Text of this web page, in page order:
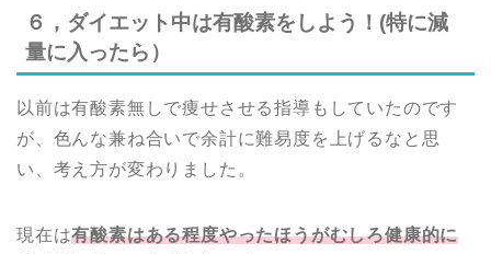
６，ダイエット中は有酸素をしよう！(特に減
量に入ったら）
以前は有酸素無しで痩せさせる指導もしていたのです
が、色んな兼ね合いで余計に難易度を上げるなと思
い、考え方が変わりました。
現在は有酸素はある程度やったほうがむしろ健康的に